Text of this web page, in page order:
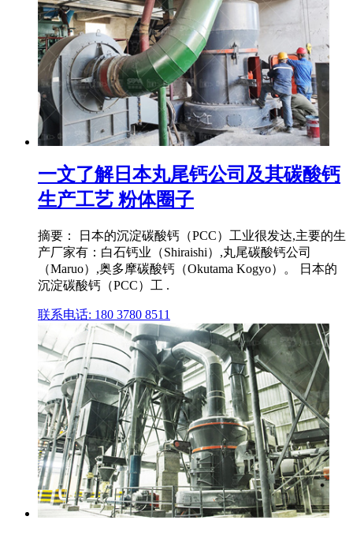
一文了解日本丸尾钙公司及其碳酸钙
生产工艺 粉体圈子
摘要： 日本的沉淀碳酸钙（PCC）工业很发达,主要的生
产厂家有：白石钙业（Shiraishi）,丸尾碳酸钙公司
（Maruo）,奥多摩碳酸钙（Okutama Kogyo）。 日本的
沉淀碳酸钙（PCC）工 .
联系电话: 180 3780 8511